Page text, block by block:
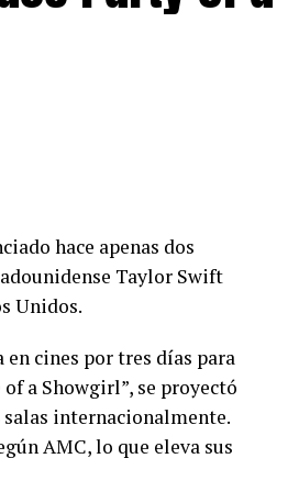
hace apenas dos
Taylor Swift
Unidos.
cines por tres días para
a Showgirl”, se proyectó
salas internacionalmente.
AMC, lo que eleva sus